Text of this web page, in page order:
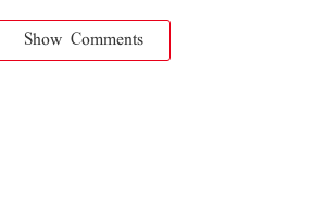
Show Comments